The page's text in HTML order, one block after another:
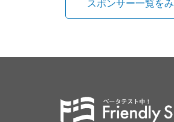
スポンサー一覧を